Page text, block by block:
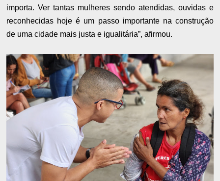
importa. Ver tantas mulheres sendo atendidas, ouvidas e
reconhecidas hoje é um passo importante na construção
de uma cidade mais justa e igualitária”, afirmou.